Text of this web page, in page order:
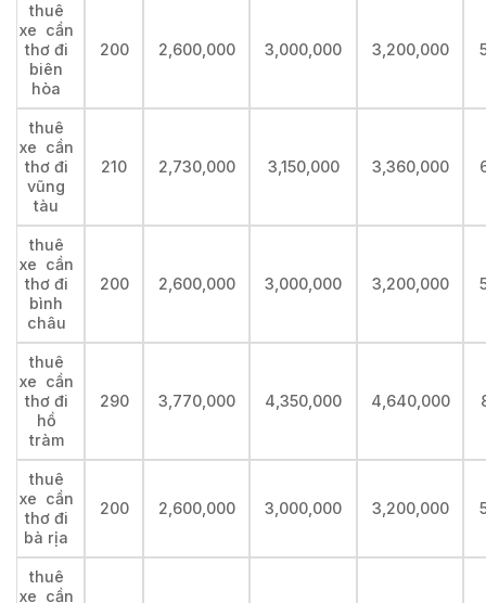
thuê
xe cần
thơ đi
biên
hòa
200 2,600,000 3,000,000 3,200,000
thuê
xe cần
thơ đi
vũng
tàu
210 2,730,000 3,150,000 3,360,000
thuê
xe cần
thơ đi
bình
châu
200 2,600,000 3,000,000 3,200,000
thuê
xe cần
thơ đi
hồ
tràm
290 3,770,000 4,350,000 4,640,000
thuê
xe cần
thơ đi
bà rịa
200 2,600,000 3,000,000 3,200,000
thuê
xe cần